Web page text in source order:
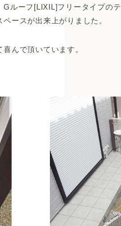
ルーフ[LIXIL]フリータイプの
ースが出来上がりました。
んで頂いています。